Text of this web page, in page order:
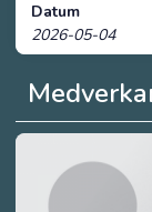
Datum
2026-05-04